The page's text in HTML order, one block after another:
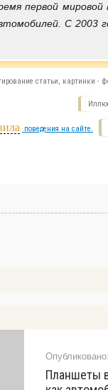
первой мировой
С 2003
статьи, картинки -
поведения на сайте.
Планшеты